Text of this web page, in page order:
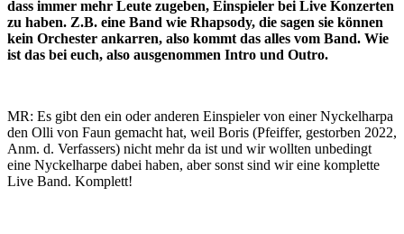
dass immer mehr Leute zugeben, Einspieler bei Live Konzerten
zu haben. Z.B. eine Band wie Rhapsody, die sagen sie können
kein Orchester ankarren, also kommt das alles vom Band. Wie
ist das bei euch, also ausgenommen Intro und Outro.
MR: Es gibt den ein oder anderen Einspieler von einer Nyckelharpa
den Olli von Faun gemacht hat, weil Boris (Pfeiffer, gestorben 2022,
Anm. d. Verfassers) nicht mehr da ist und wir wollten unbedingt
eine Nyckelharpe dabei haben, aber sonst sind wir eine komplette
Live Band. Komplett!